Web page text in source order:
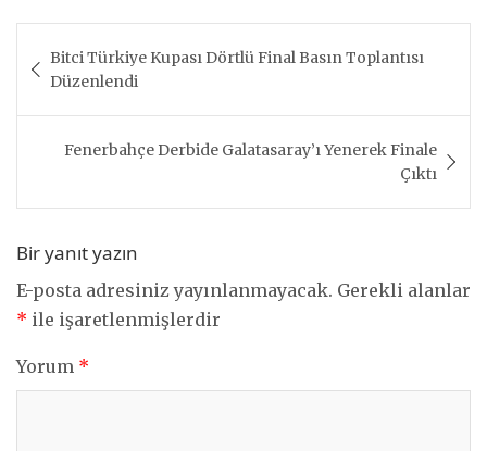
gezinmesi
Bitci Türkiye Kupası Dörtlü Final Basın Toplantısı
Düzenlendi
Fenerbahçe Derbide Galatasaray’ı Yenerek Finale
Çıktı
Bir yanıt yazın
E-posta adresiniz yayınlanmayacak. Gerekli alanlar
* ile işaretlenmişlerdir
Yorum *